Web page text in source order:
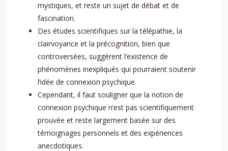
mystiques, et reste un sujet de débat et de
fascination.
Des études scientifiques sur la télépathie, la
clairvoyance et la précognition, bien que
controversées, suggèrent l’existence de
phénomènes inexpliqués qui pourraient soutenir
l’idée de connexion psychique.
Cependant, il faut souligner que la notion de
connexion psychique n’est pas scientifiquement
prouvée et reste largement basée sur des
témoignages personnels et des expériences
anecdotiques.